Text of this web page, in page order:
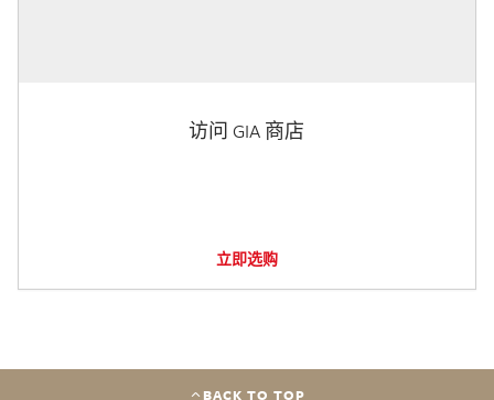
访问 GIA 商店
立即选购
BACK TO TOP